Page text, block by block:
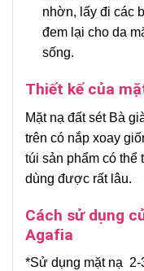
nhờn, lấy đi các
đem lại cho da
sống.
Thiết kế của
Mặt nạ đất sét Bà
trên có nắp xoay
túi sản phẩm có thể
dùng được rất lâu.
Cách sử dụng
Agafia
*Sử dụng mặt nạ 2-